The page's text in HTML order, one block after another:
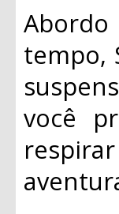
tempo,
você